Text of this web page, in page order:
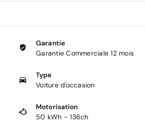
Garantie
Garantie Commerciale 12 mois
Type
Voiture d'occasion
Motorisation
50 kWh - 136ch